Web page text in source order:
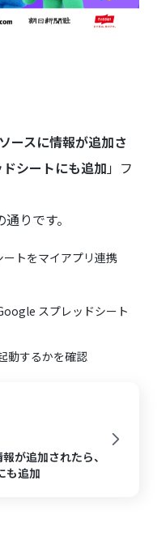
ースに情報が追加さ
シートにも追加 」フ
りです。
トをマイアプリ連携
スプレッドシート
動するかを確認
が追加されたら、
も追加